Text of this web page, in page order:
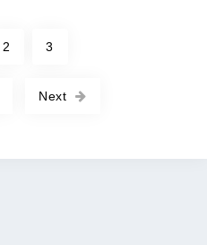
2 3
Next